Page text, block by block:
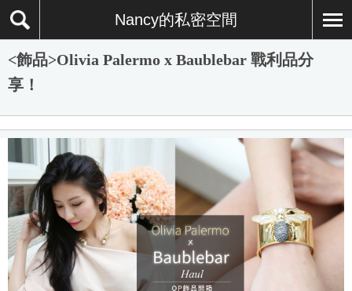
Nancy的私密空間
<飾品>Olivia Palermo x Baublebar 戰利品分
享！